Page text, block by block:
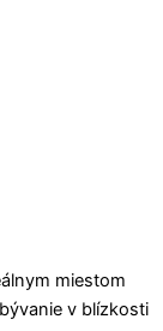
miestom
v blízkosti